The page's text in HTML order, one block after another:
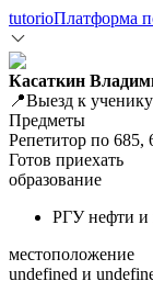
tutorioПлатформа
Касаткин
📍Выезд к ученику
Предметы
Репетитор по 685,
Готов приехать
образование
РГУ нефти и
местоположение
undefined и